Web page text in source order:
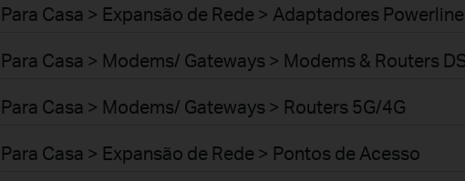
Para Casa > Expansão de Rede > Adaptadores Powerline
Para Casa > Modems/ Gateways > Modems & Routers
Para Casa > Modems/ Gateways > Routers 5G/4G
Para Casa > Expansão de Rede > Pontos de Acesso